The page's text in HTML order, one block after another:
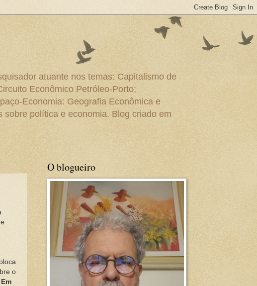
atuante nos temas: Capitalismo de
Econômico Petróleo-Porto;
Economia: Geografia Econômica e
política e economia. Blog criado em
o
Em
O blogueiro